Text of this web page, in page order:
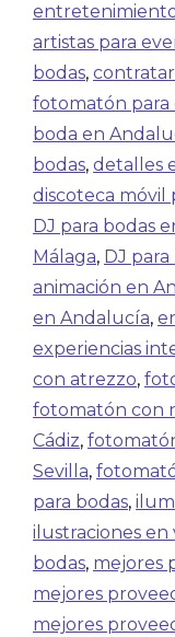
artistas para
bodas,
fotomatón para
boda en
bodas, detalles
discoteca móvil
DJ para bodas
Málaga, DJ
animación en
en Andalucía,
experiencias
con atrezzo,
fotomatón con
Cádiz,
Sevilla,
para bodas,
ilustraciones en
bodas, mejores
mejores
mejores